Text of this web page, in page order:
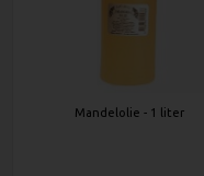
Mandelolie - 1 liter